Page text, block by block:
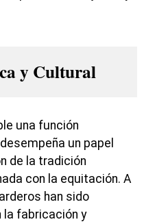
y Cultural
una función
un papel
de la tradición
con la equitación. A
han sido
fabricación y